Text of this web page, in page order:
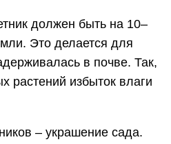
должен быть на 10–
Это делается для
в почве. Так,
растений избыток влаги
– украшение сада.